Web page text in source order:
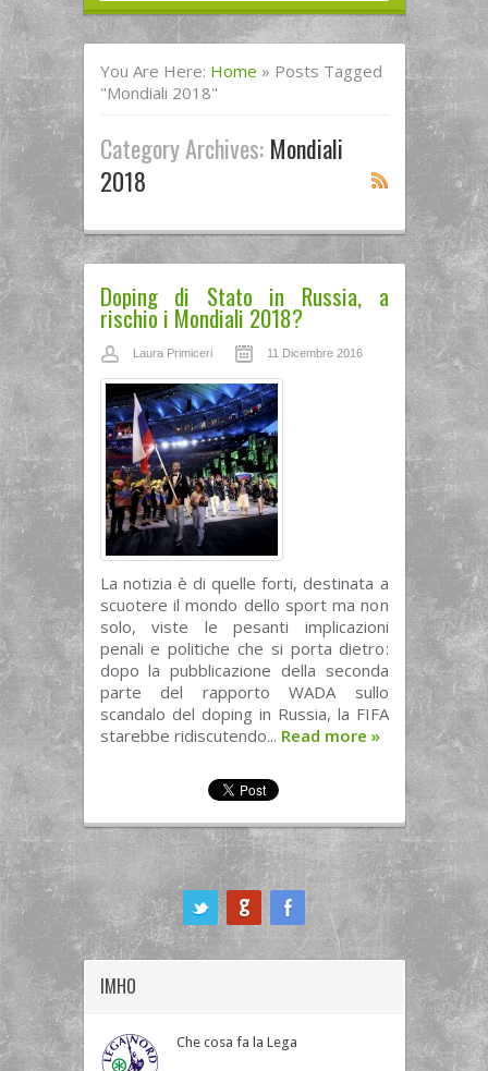
You Are Here: Home » Posts Tagged
"mondiali 2018"
Category Archives: Mondiali
2018
Doping di Stato in Russia, a
rischio i Mondiali 2018?
Laura Primiceri 11 Dicembre 2016
La notizia è di quelle forti, destinata a
scuotere il mondo dello sport ma non
solo, viste le pesanti implicazioni
penali e politiche che si porta dietro:
dopo la pubblicazione della seconda
parte del rapporto WADA sullo
scandalo del doping in Russia, la FIFA
starebbe ridiscutendo... Read more »
IMHO
Che cosa fa la Lega